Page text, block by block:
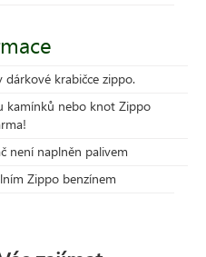
dárkové krabičce zippo.
kamínků nebo knot Zippo
není naplněn palivem
Zippo benzínem